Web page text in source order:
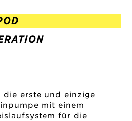
die erste und einzige
mit einem
für die